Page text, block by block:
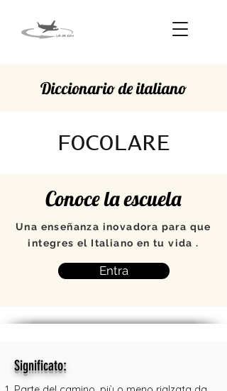
Diccionario de italiano
FOCOLARE
Conoce la escuela
Una enseñanza inovadora para que
integres el Italiano en tu vida .
Entra
Significato: